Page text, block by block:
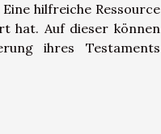
hilfreiche Ressource
hat. Auf dieser können
ihres Testaments